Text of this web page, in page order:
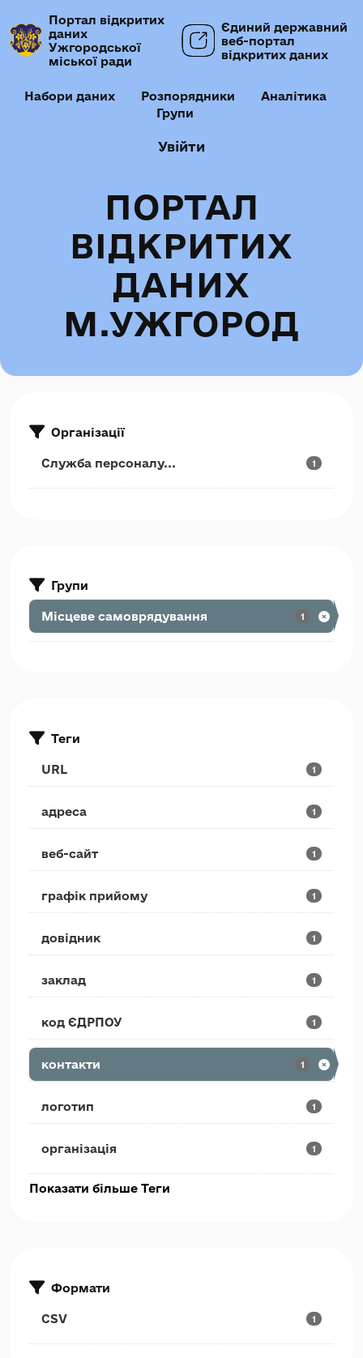
Портал відкритих
даних
Ужгородської
міської ради
Єдиний державний
веб-портал
відкритих даних
Набори даних Розпорядники
Аналітика
Групи
Увійти
ПОРТАЛ
ВІДКРИТИХ
ДАНИХ
М.УЖГОРОД
Організації
Служба персоналу... 1
Групи
Місцеве самоврядування 1
Теги
URL 1
адреса 1
веб-сайт 1
графік прийому 1
довідник 1
заклад 1
код ЄДРПОУ 1
контакти 1
логотип 1
організація 1
Показати більше Теги
Формати
CSV 1